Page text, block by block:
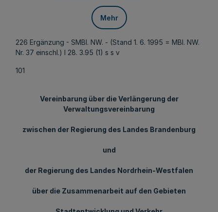
Mehr
226 Ergänzung - SMBl. NW. - (Stand 1. 6. 1995 = MBl. NW.
Nr. 37 einschl.) l 28. 3.95 (1) s s v
101
Vereinbarung über die Verlängerung der
Verwaltungsvereinbarung
zwischen der Regierung des Landes Brandenburg
und
der Regierung des Landes Nordrhein-Westfalen
über die Zusammenarbeit auf den Gebieten